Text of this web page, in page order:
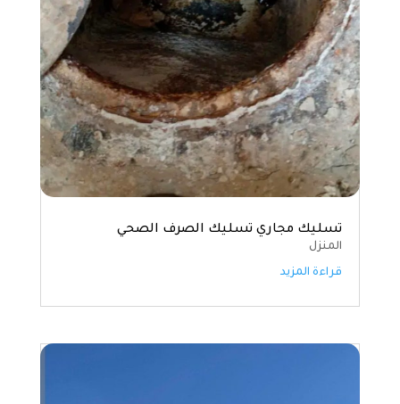
تسليك مجاري تسليك الصرف الصحي
المنزل
قراءة المزيد